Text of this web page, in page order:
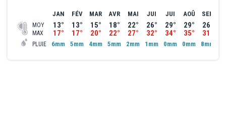
MOY
MAX
PLUIE
JAN
13°
17°
6mm
FÉV
13°
17°
5mm
MAR
15°
20°
4mm
AVR
18°
22°
5mm
MAI
22°
27°
2mm
JUI
26°
32°
1mm
JUI
29°
34°
0mm
AOÛ
29°
35°
0mm
SEP
26°
31°
8mm